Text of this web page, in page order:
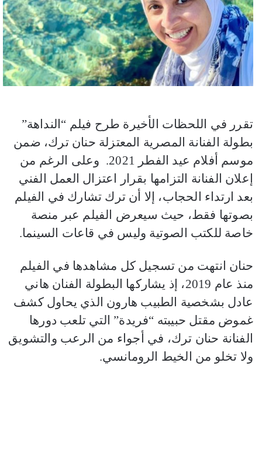
تقرر في اللحظات الأخيرة طرح فيلم “النداهة”
بطولة الفنانة المصرية المعتزلة حنان ترك، ضمن
موسم أفلام عيد الفطر 2021. وعلى الرغم من
إعلان الفنانة التزامها بقرار اعتزال العمل الفني
بعد ارتداء الحجاب، إلا أن ترك تشارك في الفيلم
بصوتها فقط، حيث سيعرض الفيلم عبر منصة
خاصة للكتب الصوتية وليس في قاعات السينما.
حنان انتهت من تسجيل كل مشاهدها في الفيلم
منذ عام 2019، إذ يشاركها البطولة الفنان هاني
عادل بشخصية الطبيب هارون الذي يحاول كشف
غموض مقتل حبيبته “فريدة” التي تلعب دورها
الفنانة حنان ترك، في أجواء من الرعب والتشويق
ولا تخلو من الخيط الرومانسي.